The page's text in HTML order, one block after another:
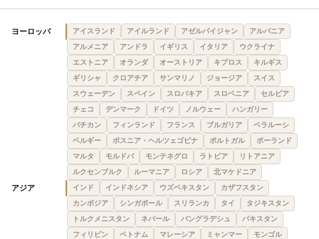
ヨーロッパ アイスランド アイルランド アゼルバイジャン
アルバニア
アルメニア
アンドラ イギリス イタリア
ウクライナ
エストニア
オランダ オーストリア キプロス
キルギス
ギリシャ
クロアチア サンマリノ ジョージア
スイス
スウェーデン
スペイン スロバキア スロベニア
セルビア
チェコ
デンマーク ドイツ ノルウェー
ハンガリー
バチカン
フィンランド フランス ブルガリア
ベラルーシ
ベルギー
ボスニア・ヘルツェゴビナ ポルトガル
ポーランド
マルタ
モルドバ モンテネグロ ラトビア
リトアニア
ルクセンブルク
ルーマニア ロシア 北マケドニア
アジア インド インドネシア ウズベキスタン
カザフスタン
カンボジア
シンガポール スリランカ タイ
タジキスタン
トルクメニスタン
ネパール バングラデシュ
パキスタン
フィリピン
ベトナム マレーシア ミャンマー
モンゴル